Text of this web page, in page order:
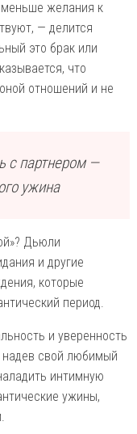
желания к
— делится
это брак или
что
отношений и не
с партнером —
ужина
Дьюли
и другие
которые
период.
и уверенность
надев свой любимый
интимную
ужины,